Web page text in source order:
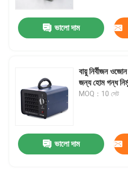
ভালো দাম
বায়ু নির্বীজন
জন্য হোম গন্ধ
MOQ：10 সেট
ভালো দাম